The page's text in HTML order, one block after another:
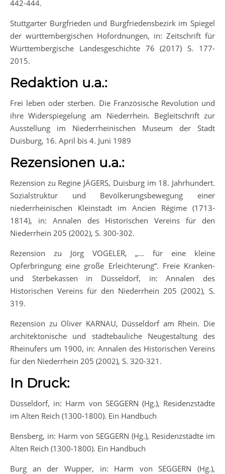
442-444.
Stuttgarter Burgfrieden und Burgfriedensbezirk im Spiegel
der württembergischen Hofordnungen, in: Zeitschrift für
Württembergische Landesgeschichte 76 (2017) S. 177-
2015.
Redaktion u.a.:
Frei leben oder sterben. Die Französische Revolution und
ihre Widerspiegelung am Niederrhein. Begleitschrift zur
Ausstellung im Niederrheinischen Museum der Stadt
Duisburg, 16. April bis 4. Juni 1989
Rezensionen u.a.:
Rezension zu Regine JÄGERS, Duisburg im 18. Jahrhundert.
Sozialstruktur und Bevölkerungsbewegung einer
niederrheinischen Kleinstadt im Ancien Régime (1713-
1814), in: Annalen des Historischen Vereins für den
Niederrhein 205 (2002), S. 300-302.
Rezension zu Jörg VOGELER, „… für eine kleine
Opferbringung eine große Erleichterung“. Freie Kranken-
und Sterbekassen in Düsseldorf, in: Annalen des
Historischen Vereins für den Niederrhein 205 (2002), S.
319.
Rezension zu Oliver KARNAU, Düsseldorf am Rhein. Die
architektonische und städtebauliche Neugestaltung des
Rheinufers um 1900, in: Annalen des Historischen Vereins
für den Niederrhein 205 (2002), S. 320-321.
In Druck:
Düsseldorf, in: Harm von SEGGERN (Hg.), Residenzstädte
im Alten Reich (1300-1800). Ein Handbuch
Bensberg, in: Harm von SEGGERN (Hg.), Residenzstädte im
Alten Reich (1300-1800). Ein Handbuch
Burg an der Wupper, in: Harm von SEGGERN (Hg.),